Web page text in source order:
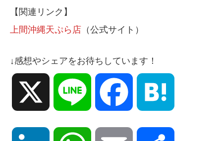
【関連リンク】
上間沖縄天ぷら店 （公式サイト）
↓感想やシェアをお待ちしています！
Line Facebook